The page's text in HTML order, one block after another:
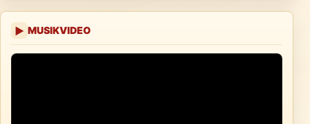
▶ MUSIKVIDEO